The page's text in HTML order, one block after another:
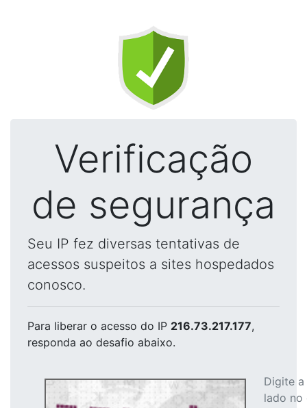
Verificação
de segurança
Seu IP fez diversas tentativas de
acessos suspeitos a sites hospedados
conosco.
Para liberar o acesso do IP 216.73.217.177,
responda ao desafio abaixo.
Digite
lado no